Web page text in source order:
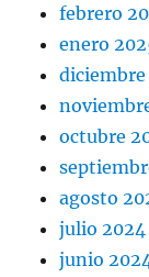
febrero
enero
diciembre
octubre
agosto
julio 2024
junio 2024